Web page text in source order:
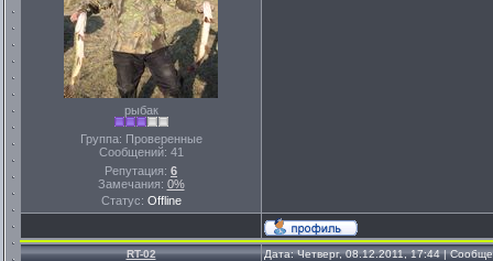
рыбак
Группа: Проверенные
Сообщений: 41
Репутация: 6
Замечания: 0%
Статус: Offline
RT-02 Дата: Четверг, 08.12.2011, 17:44 |